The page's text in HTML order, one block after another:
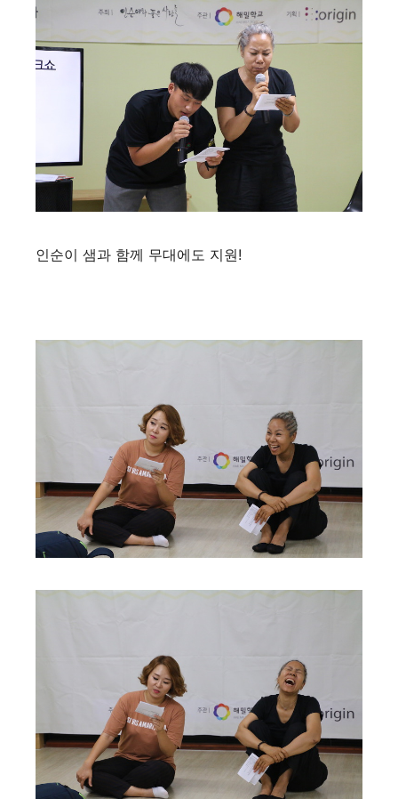
인순이 샘과 함께 무대에도 지원!